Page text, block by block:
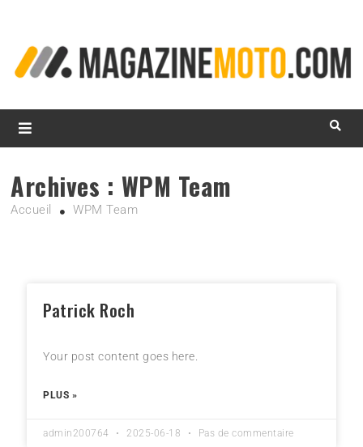
MagazineMoto.com
Archives : WPM Team
Accueil WPM Team
Patrick Roch
Your post content goes here.
PLUS »
admin200764 2025-06-18 Pas de commentaire